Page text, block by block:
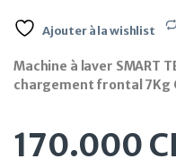
Ajouter à la wishlist
Machine à laver SMART
chargement frontal 7Kg
170.000